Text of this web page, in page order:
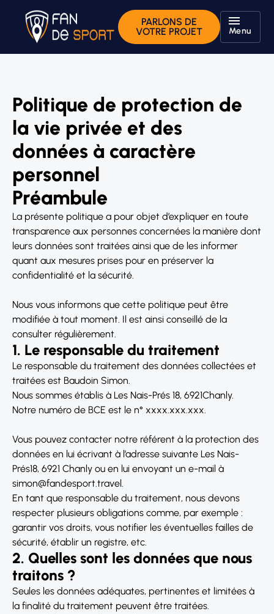
PARLONS DE
VOTRE PROJET
Menu
Politique de protection de
la vie privée et des
données à caractère
personnel
Préambule
La présente politique a pour objet d’expliquer en toute
transparence aux personnes concernées la manière dont
leurs données sont traitées ainsi que de les informer
quant aux mesures prises pour en préserver la
confidentialité et la sécurité.
Nous vous informons que cette politique peut être
modifiée à tout moment. Il est ainsi conseillé de la
consulter régulièrement.
1. Le responsable du traitement
Le responsable du traitement des données collectées et
traitées est Baudoin Simon.
Nous sommes établis à Les Nais-Prés 18, 6921Chanly.
Notre numéro de BCE est le n° xxxx.xxx.xxx.
Vous pouvez contacter notre référent à la protection des
données en lui écrivant à l’adresse suivante Les Nais-
Prés18, 6921 Chanly ou en lui envoyant un e-mail à
simon@fandesport.travel.
En tant que responsable du traitement, nous devons
respecter plusieurs obligations comme, par exemple :
garantir vos droits, vous notifier les éventuelles failles de
sécurité, établir un registre, etc.
2. Quelles sont les données que nous
traitons ?
Seules les données adéquates, pertinentes et limitées à
la finalité du traitement peuvent être traitées.